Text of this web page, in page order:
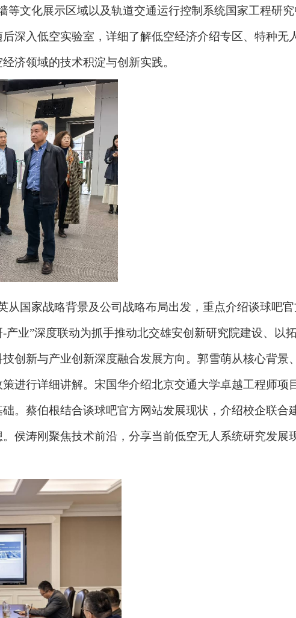
文化展示区域以及轨道交通运行控制系统国家工程研
深入低空实验室，详细了解低空经济介绍专区、特种无
济领域的技术积淀与创新实践。
国家战略背景及公司战略布局出发，重点介绍谈球吧
产业”深度联动为抓手推动北交雄安创新研究院建设、以
创新与产业创新深度融合发展方向。郭雪萌从核心背景
进行详细讲解。宋国华介绍北京交通大学卓越工程师项
。蔡伯根结合谈球吧官方网站发展现状，介绍校企联合
侯涛刚聚焦技术前沿，分享当前低空无人系统研究发展